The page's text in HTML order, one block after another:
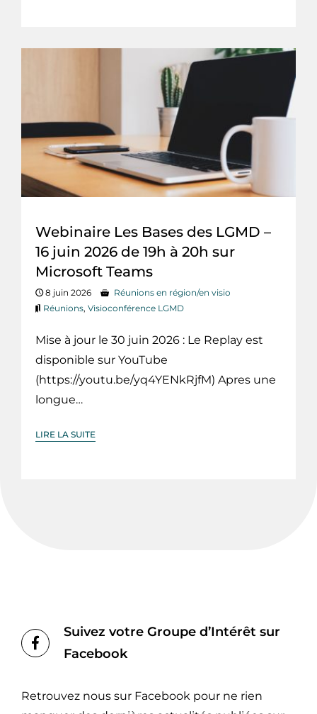
Webinaire Les Bases des LGMD –
16 juin 2026 de 19h à 20h sur
Microsoft Teams
8 juin 2026
Réunions en région/en visio
Réunions, Visioconférence LGMD
Mise à jour le 30 juin 2026 : Le Replay est
disponible sur YouTube
(https://youtu.be/yq4YENkRjfM) Apres une
longue…
LIRE LA SUITE
Suivez votre Groupe d’Intérêt sur
Facebook
Retrouvez nous sur Facebook pour ne rien